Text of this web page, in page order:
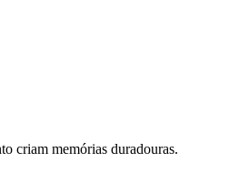
criam memórias duradouras.